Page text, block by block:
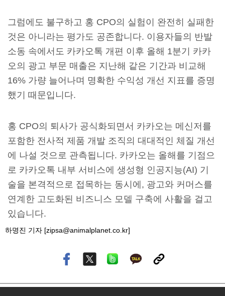
그럼에도 불구하고 홍 CPO의 실험이 완전히 실패한
것은 아니라는 평가도 공존합니다. 이용자들의 반발
소동 속에서도 카카오톡 개편 이후 올해 1분기 카카
오의 광고 부문 매출은 지난해 같은 기간과 비교해
16% 가량 늘어나며 명확한 수익성 개선 지표를 증명
했기 때문입니다.
홍 CPO의 퇴사가 공식화되면서 카카오는 메신저를
포함한 전사적 제품 개발 조직의 대대적인 체질 개선
에 나설 것으로 관측됩니다. 카카오는 올해를 기점으
로 카카오톡 내부 서비스에 생성형 인공지능(AI) 기
술을 본격적으로 접목하는 동시에, 광고와 커머스를
연계한 고도화된 비즈니스 모델 구축에 사활을 걸고
있습니다.
하명진 기자 [zipsa@animalplanet.co.kr]